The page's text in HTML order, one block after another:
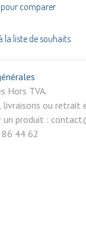
comparer
la liste de souhaits
Hors
livraisons ou retrait
un produit :
44 62